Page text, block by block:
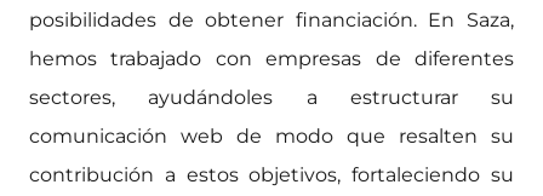
posibilidades de obtener financiación. En Saza,
hemos trabajado con empresas de diferentes
sectores, ayudándoles a estructurar su
comunicación web de modo que resalten su
contribución a estos objetivos, fortaleciendo su